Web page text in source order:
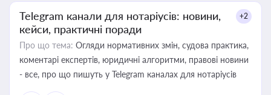
Telegram канали для нотаріусів: новини,
кейси, практичні поради
+2
Про що тема: Огляди нормативних змін, судова практика,
коментарі експертів, юридичні алгоритми, правові новини
- все, про що пишуть у Telegram каналах для нотаріусів